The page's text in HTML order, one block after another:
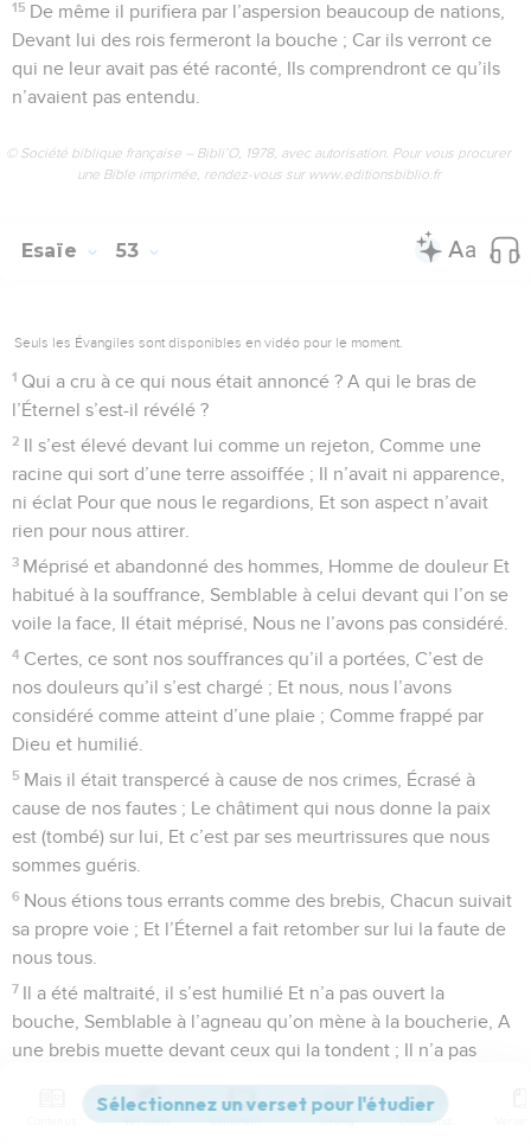
15 De même il purifiera par l’aspersion beaucoup de nations,
Devant lui des rois fermeront la bouche ; Car ils verront ce
qui ne leur avait pas été raconté, Ils comprendront ce qu’ils
n’avaient pas entendu.
© Société biblique française – Bibli’O, 1978, avec autorisation. Pour vous procurer
une Bible imprimée, rendez-vous sur www.editionsbiblio.fr
Esaïe 53
Seuls les Évangiles sont disponibles en vidéo pour le moment.
1 Qui a cru à ce qui nous était annoncé ? A qui le bras de
l’Éternel s’est-il révélé ?
2 Il s’est élevé devant lui comme un rejeton, Comme une
racine qui sort d’une terre assoiffée ; Il n’avait ni apparence,
ni éclat Pour que nous le regardions, Et son aspect n’avait
rien pour nous attirer.
3 Méprisé et abandonné des hommes, Homme de douleur Et
habitué à la souffrance, Semblable à celui devant qui l’on se
voile la face, Il était méprisé, Nous ne l’avons pas considéré.
4 Certes, ce sont nos souffrances qu’il a portées, C’est de
nos douleurs qu’il s’est chargé ; Et nous, nous l’avons
considéré comme atteint d’une plaie ; Comme frappé par
Dieu et humilié.
5 Mais il était transpercé à cause de nos crimes, Écrasé à
cause de nos fautes ; Le châtiment qui nous donne la paix
est (tombé) sur lui, Et c’est par ses meurtrissures que nous
sommes guéris.
6 Nous étions tous errants comme des brebis, Chacun suivait
sa propre voie ; Et l’Éternel a fait retomber sur lui la faute de
nous tous.
7 Il a été maltraité, il s’est humilié Et n’a pas ouvert la
bouche, Semblable à l’agneau qu’on mène à la boucherie, A
une brebis muette devant ceux qui la tondent ; Il n’a pas
Il a été emporté par la violence et le jugement ; Dans sa
Versions Commentaires Strong